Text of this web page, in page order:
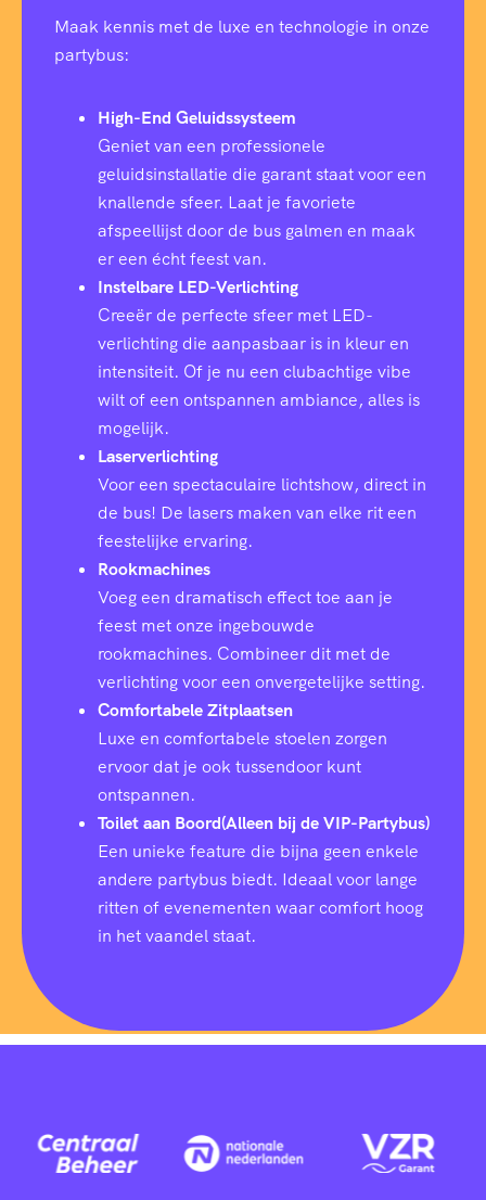
Maak kennis met de luxe en technologie in onze
partybus:
High-End Geluidssysteem
Geniet van een professionele
geluidsinstallatie die garant staat voor een
knallende sfeer. Laat je favoriete
afspeellijst door de bus galmen en maak
er een écht feest van.
Instelbare LED-Verlichting
Creeër de perfecte sfeer met LED-
verlichting die aanpasbaar is in kleur en
intensiteit. Of je nu een clubachtige vibe
wilt of een ontspannen ambiance, alles is
mogelijk.
Laserverlichting
Voor een spectaculaire lichtshow, direct in
de bus! De lasers maken van elke rit een
feestelijke ervaring.
Rookmachines
Voeg een dramatisch effect toe aan je
feest met onze ingebouwde
rookmachines. Combineer dit met de
verlichting voor een onvergetelijke setting.
Comfortabele Zitplaatsen
Luxe en comfortabele stoelen zorgen
ervoor dat je ook tussendoor kunt
ontspannen.
Toilet aan Boord(Alleen bij de VIP-Partybus)
Een unieke feature die bijna geen enkele
andere partybus biedt. Ideaal voor lange
ritten of evenementen waar comfort hoog
in het vaandel staat.